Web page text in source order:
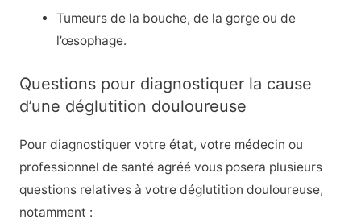
Tumeurs de la bouche, de la gorge ou de
l’œsophage.
Questions pour diagnostiquer la cause
d’une déglutition douloureuse
Pour diagnostiquer votre état, votre médecin ou
professionnel de santé agréé vous posera plusieurs
questions relatives à votre déglutition douloureuse,
notamment :